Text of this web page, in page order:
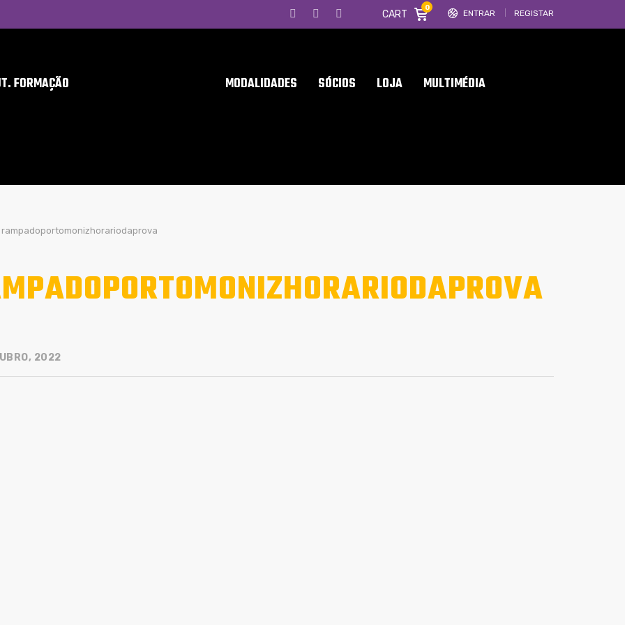
ENTRAR REGISTAR
CART
0
FORMAÇÃO MODALIDADES SÓCIOS LOJA MULTIMÉDIA
rampadoportomonizhorariodaprova
2022